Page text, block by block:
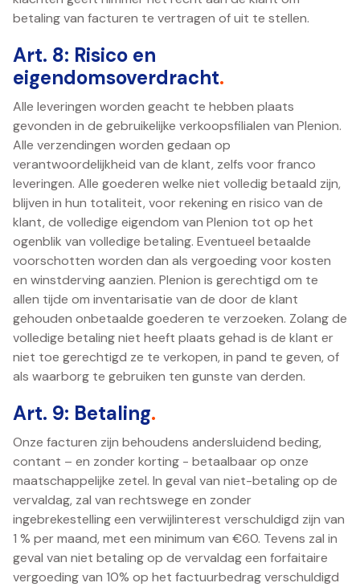
betaling van facturen te vertragen of uit te stellen.
Art. 8: Risico en
eigendomsoverdracht.
Alle leveringen worden geacht te hebben plaats
gevonden in de gebruikelijke verkoopsfilialen van Plenion.
Alle verzendingen worden gedaan op
verantwoordelijkheid van de klant, zelfs voor franco
leveringen. Alle goederen welke niet volledig betaald zijn,
blijven in hun totaliteit, voor rekening en risico van de
klant, de volledige eigendom van Plenion tot op het
ogenblik van volledige betaling. Eventueel betaalde
voorschotten worden dan als vergoeding voor kosten
en winstderving aanzien. Plenion is gerechtigd om te
allen tijde om inventarisatie van de door de klant
gehouden onbetaalde goederen te verzoeken. Zolang de
volledige betaling niet heeft plaats gehad is de klant er
niet toe gerechtigd ze te verkopen, in pand te geven, of
als waarborg te gebruiken ten gunste van derden.
Art. 9: Betaling.
Onze facturen zijn behoudens andersluidend beding,
contant – en zonder korting - betaalbaar op onze
maatschappelijke zetel. In geval van niet-betaling op de
vervaldag, zal van rechtswege en zonder
ingebrekestelling een verwijlinterest verschuldigd zijn van
1 % per maand, met een minimum van €60. Tevens zal in
geval van niet betaling op de vervaldag een forfaitaire
vergoeding van 10% op het factuurbedrag verschuldigd